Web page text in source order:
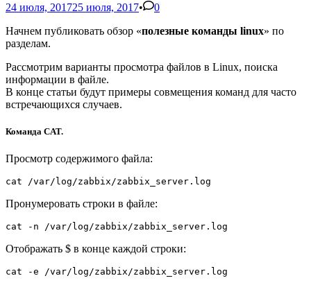
24 июля, 201725 июля, 2017•
0
Начнем публиковать обзор «полезные команды linux» по
разделам.
Рассмотрим варианты просмотра файлов в Linux, поиска
информации в файле.
В конце статьи будут примеры совмещения команд для часто
встречающихся случаев.
Команда CAT.
Просмотр содержимого файла:
cat /var/log/zabbix/zabbix_server.log
Пронумеровать строки в файле:
cat -n /var/log/zabbix/zabbix_server.log
Отображать $ в конце каждой строки:
cat -e /var/log/zabbix/zabbix_server.log